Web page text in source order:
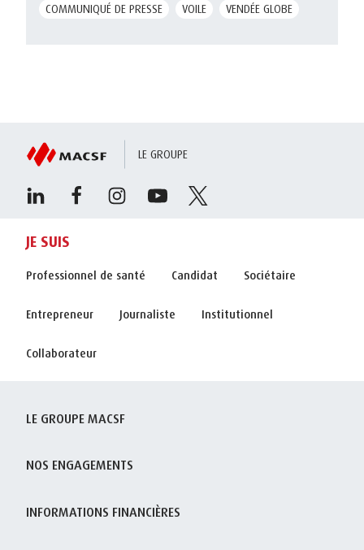
COMMUNIQUÉ DE PRESSE VOILE VENDÉE GLOBE
LE GROUPE
JE SUIS
Professionnel de santé Candidat Sociétaire
Entrepreneur Journaliste Institutionnel
Collaborateur
LE GROUPE MACSF
NOS ENGAGEMENTS
INFORMATIONS FINANCIÈRES